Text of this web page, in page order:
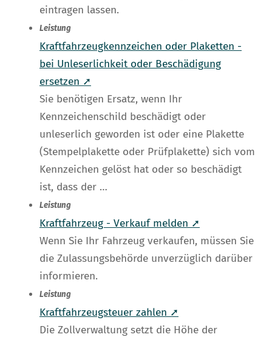
eintragen lassen.
Leistung
Kraftfahrzeugkennzeichen oder Plaketten -
bei Unleserlichkeit oder Beschädigung
ersetzen ➚
Sie benötigen Ersatz, wenn Ihr
Kennzeichenschild beschädigt oder
unleserlich geworden ist oder eine Plakette
(Stempelplakette oder Prüfplakette) sich vom
Kennzeichen gelöst hat oder so beschädigt
ist, dass der …
Leistung
Kraftfahrzeug - Verkauf melden ➚
Wenn Sie Ihr Fahrzeug verkaufen, müssen Sie
die Zulassungsbehörde unverzüglich darüber
informieren.
Leistung
Kraftfahrzeugsteuer zahlen ➚
Die Zollverwaltung setzt die Höhe der